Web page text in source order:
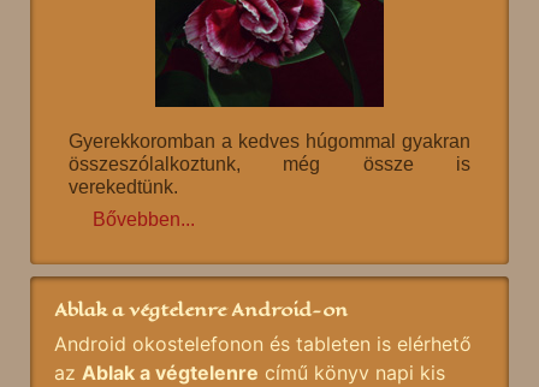
Gyerekkoromban a kedves húgommal gyakran
összeszólalkoztunk, még össze is
verekedtünk.
Bővebben...
Ablak a végtelenre Android-on
Android okostelefonon és tableten is elérhető
az Ablak a végtelenre című könyv napi kis